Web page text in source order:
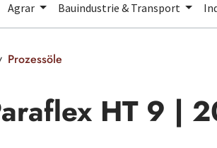
Agrar Bauindustrie & Transport
Prozessöle
HT 9 |